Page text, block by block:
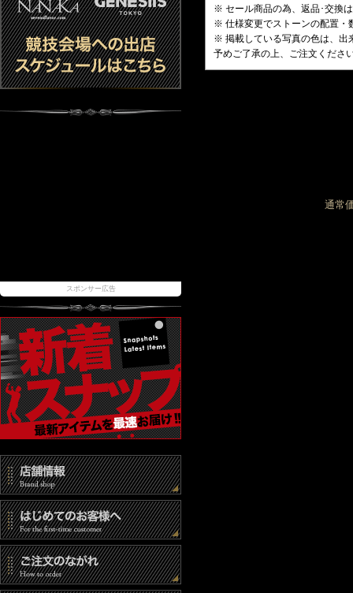
スポンサー広告
※ セール商品の為、返品･交換
※ 仕様変更でストーンの配置・
※ 掲載している写真の色は、出
予めご了承の上、ご注文くださ
通常